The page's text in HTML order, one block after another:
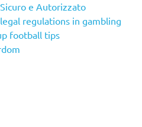
e Autorizzato
regulations in gambling
football tips